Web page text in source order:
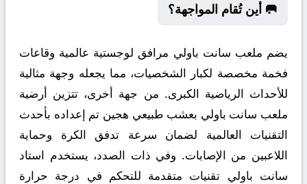
🥅 أين تُقام المواجهة؟
يضم ملعب سانت باولي مرافق لوجستية عالمية وقاعات
فخمة مخصصة لكبار الشخصيات، مما يجعله وجهة مثالية
للأحداث الرياضية الكبرى. من جهة أخرى، تتزين أرضية
ملعب سانت باولي بعشب طبيعي هجين تم إعداده بأحدث
التقنيات العالمية لضمان سرعة تدفق الكرة وحماية
اللاعبين من الإصابات. وفي ذات الصدد، يستخدم استاد
سانت باولي تقنيات متقدمة للتحكم في درجة حرارة